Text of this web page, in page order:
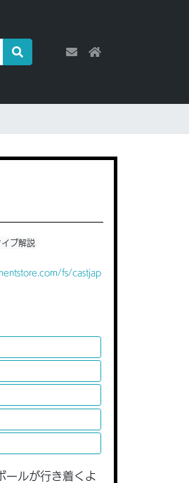
プ解説
fs/castjap
ールが行き着くよ